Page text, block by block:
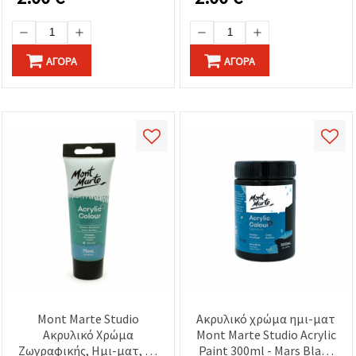
ΑΓΟΡΆ ΑΓΟΡΆ
Mont Marte Studio
Ακρυλικό Χρώμα
Ζωγραφικής, Ημι-ματ, 75
Ακρυλικό χρώμα ημι-ματ
Mont Marte Studio Acrylic
Paint 300ml - Mars Black